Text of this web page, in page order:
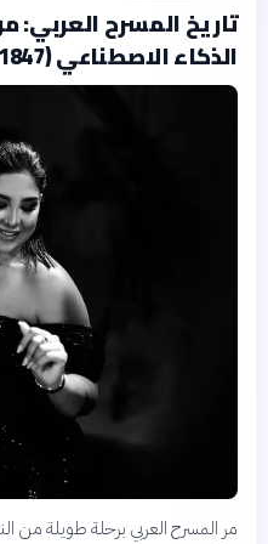
تاريخ المسرح العربي:
الذكاء الاصطناعي (1847-2026)
مر المسرح العربي برحلة طويلة من